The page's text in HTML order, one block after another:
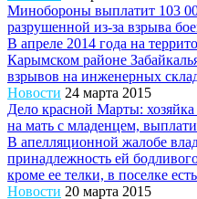
Минобороны выплатит 103
разрушенной из-за взрыва
В апреле 2014 года на
Карымском районе
взрывов на инженерных
Новости 24 марта 2015
Дело красной Марты:
на мать с младенцем,
В апелляционной жалобе
принадлежность ей
кроме ее телки, в поселке
Новости 20 марта 2015